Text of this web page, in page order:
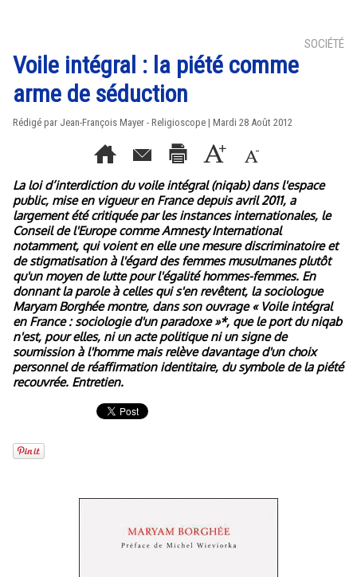
SOCIÉTÉ
Voile intégral : la piété comme
arme de séduction
Rédigé par Jean-François Mayer - Religioscope | Mardi 28 Août 2012
La loi d’interdiction du voile intégral (niqab) dans l'espace
public, mise en vigueur en France depuis avril 2011, a
largement été critiquée par les instances internationales, le
Conseil de l'Europe comme Amnesty International
notamment, qui voient en elle une mesure discriminatoire et
de stigmatisation à l'égard des femmes musulmanes plutôt
qu'un moyen de lutte pour l'égalité hommes-femmes. En
donnant la parole à celles qui s'en revêtent, la sociologue
Maryam Borghée montre, dans son ouvrage « Voile intégral
en France : sociologie d'un paradoxe »*, que le port du niqab
n'est, pour elles, ni un acte politique ni un signe de
soumission à l'homme mais relève davantage d'un choix
personnel de réaffirmation identitaire, du symbole de la piété
recouvrée. Entretien.